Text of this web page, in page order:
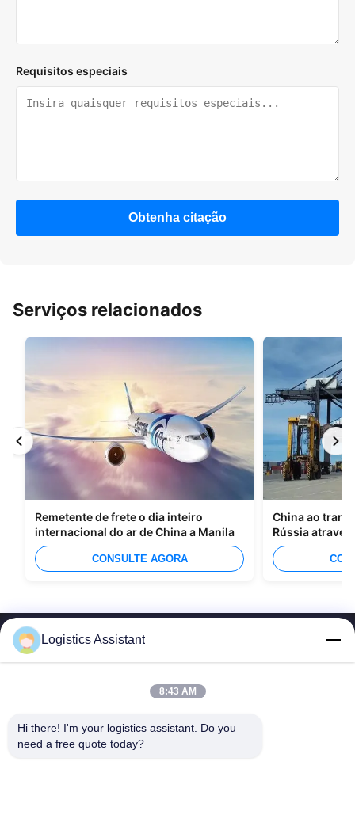
Requisitos especiais
Obtenha citação
Serviços relacionados
Remetente de frete o dia inteiro
internacional do ar de China a Manila
CONSULTE AGORA
China ao
Rússia através
Logistics Assistant
8:43 AM
Hi there! I'm your logistics assistant. Do you
need a free quote today?